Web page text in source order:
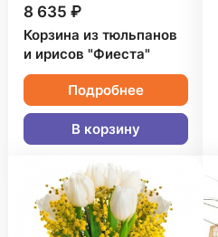
8 635 ₽
Корзина из тюльпанов
и ирисов "Фиеста"
Подробнее
В корзину